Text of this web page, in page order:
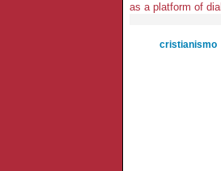
as a platform of
cristianismo